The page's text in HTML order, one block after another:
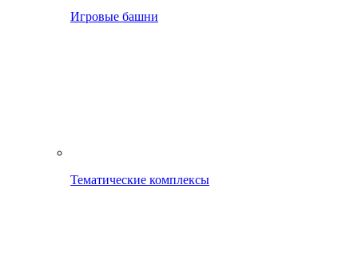
Игровые башни
Тематические комплексы